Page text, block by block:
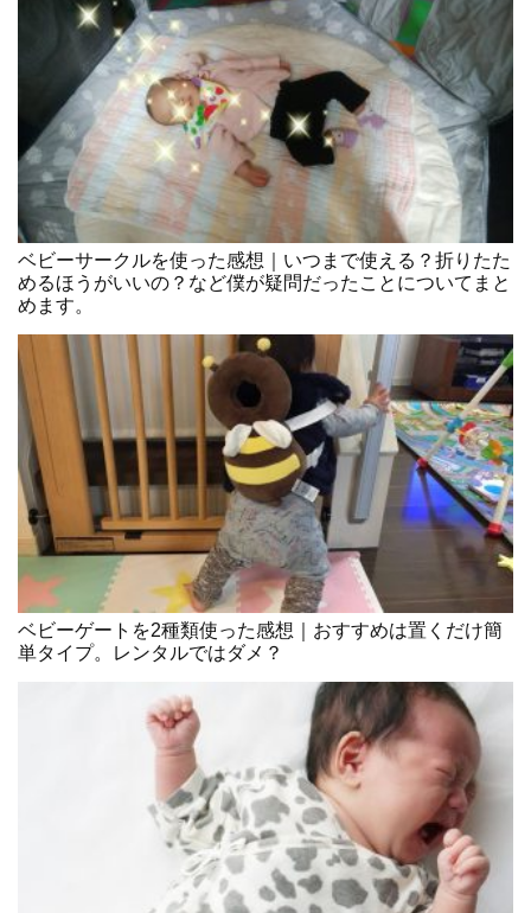
ベビーサークルを使った感想｜いつまで使える？折りたた
めるほうがいいの？など僕が疑問だったことについてまと
めます。
ベビーゲートを2種類使った感想｜おすすめは置くだけ簡
単タイプ。レンタルではダメ？